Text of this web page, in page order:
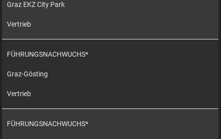
Graz EKZ City Park
Vertrieb
FÜHRUNGSNACHWUCHS*
Graz-Gösting
Vertrieb
FÜHRUNGSNACHWUCHS*